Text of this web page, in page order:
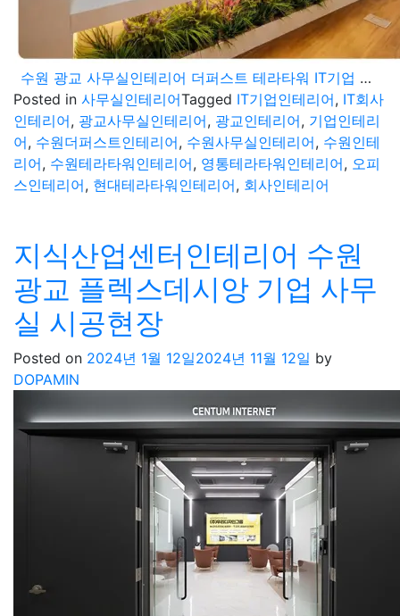
수원 광교 사무실인테리어 더퍼스트 테라타워 IT기업 트렌디한 공간으로
Posted in 사무실인테리어Tagged IT기업인테리어, IT회사
인테리어, 광교사무실인테리어, 광교인테리어, 기업인테리
어, 수원더퍼스트인테리어, 수원사무실인테리어, 수원인테
리어, 수원테라타워인테리어, 영통테라타워인테리어, 오피
스인테리어, 현대테라타워인테리어, 회사인테리어
지식산업센터인테리어 수원
광교 플렉스데시앙 기업 사무
실 시공현장
Posted on 2024년 1월 12일2024년 11월 12일 by
DOPAMIN